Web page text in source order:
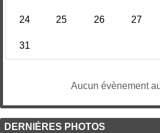
24 25 26 27
31
Aucun évènement
DERNIÈRES PHOTOS